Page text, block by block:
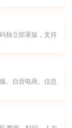
独立部署版，支持
、自营电商、信息